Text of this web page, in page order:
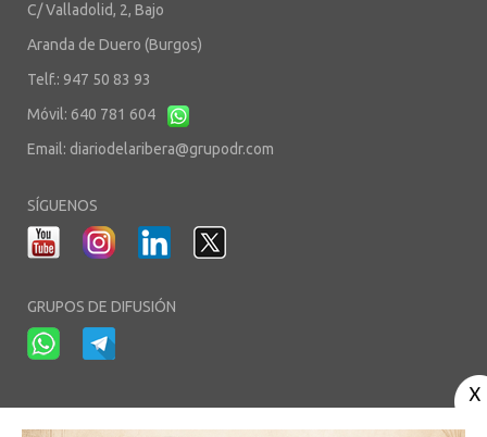
C/ Valladolid, 2, Bajo
Aranda de Duero (Burgos)
Telf.: 947 50 83 93
Móvil: 640 781 604
Email: diariodelaribera@grupodr.com
SÍGUENOS
GRUPOS DE DIFUSIÓN